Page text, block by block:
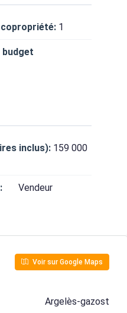
1
budget
inclus): 159 000
Vendeur
Voir sur Google Maps
Argelès-gazost